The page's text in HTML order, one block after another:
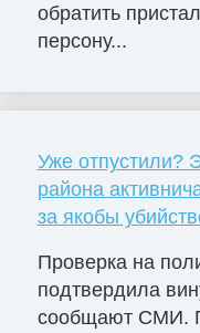
обратить
персону...
Уже отпустили?
района
за якобы
Проверка на
подтвердила
сообщают СМИ.